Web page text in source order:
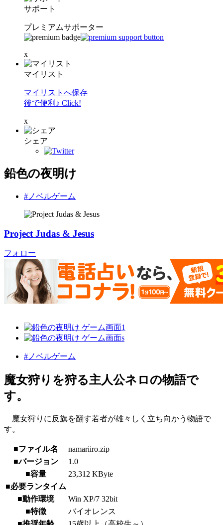
サポート
プレミアムサポーター
x
マイリスト
マイリストへ保存
後で便利♪ Click!
x
シェア
鉛色の夜明け
#ノベルゲーム
Project Judas & Jesus
フォロー
#ノベルゲーム
魔女狩りを狩る主人公ネロの物語で
す。
魔女狩りに反旗を翻す若者が雄々しく立ち向かう物語で
す。
■ファイル名
namariiro.zip
■バージョン
1.0
■容量
23,312 KByte
■必要ランタイム
■動作環境
Win XP/7 32bit
■特徴
バイオレンス